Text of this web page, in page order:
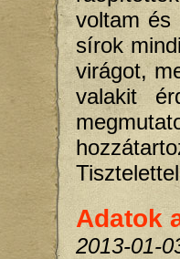
voltam és
sírok
virágot,
valakit
Adatok
2013-01-